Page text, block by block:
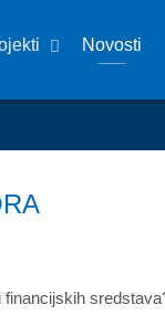
Novosti